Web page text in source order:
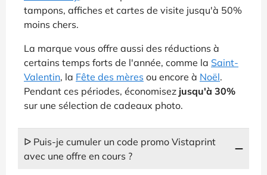
tampons, affiches et cartes de visite jusqu'à 50%
moins chers.
La marque vous offre aussi des réductions à
certains temps forts de l'année, comme la Saint-
Valentin, la Fête des mères ou encore à Noël.
Pendant ces périodes, économisez jusqu'à 30%
sur une sélection de cadeaux photo.
ᐅ Puis-je cumuler un code promo Vistaprint
avec une offre en cours ?